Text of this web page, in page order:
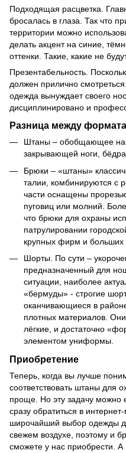
Подходящая расцветка.
бросалась в глаза. Так что
территории можно
делать акцент на синие,
оттенки. Такие, какие не
Презентабельность.
должен прилично
одежда вынуждает своего
дисциплинировано и
Разница между
Штаны – обобщающее
закрывающей ноги,
Брюки – «штаны»
талии, комбинируются с
части оснащены
пуговиц или молний.
что брюки для охраны
патрулировании
крупных фирм и больших
Шорты. По сути –
предназначенный для
ситуации, наиболее
«бермуды» - строгие
оканчивающиеся в
плотных материалов.
лёгкие, и достаточно
элементом униформы.
Приобретение
Теперь, когда вы лучше
соответствовать штаны для
проще. Но эту задачу можно
сразу обратиться в
широчайший выбор одежды
свежем воздухе, поэтому и
сможете у нас приобрести.